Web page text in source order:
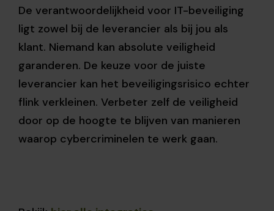
De verantwoordelijkheid voor IT-beveiliging
ligt zowel bij de leverancier als bij jou als
klant. Niemand kan absolute veiligheid
garanderen. De keuze voor de juiste
leverancier kan het beveiligingsrisico echter
flink verkleinen. Verbeter zelf de veiligheid
door op de hoogte te blijven van manieren
waarop cybercriminelen te werk gaan.